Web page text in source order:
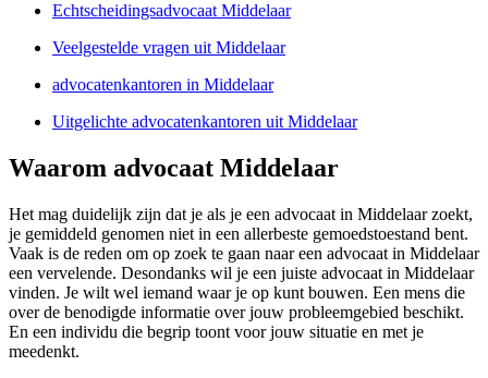
Echtscheidingsadvocaat Middelaar
Veelgestelde vragen uit Middelaar
advocatenkantoren in Middelaar
Uitgelichte advocatenkantoren uit Middelaar
Waarom advocaat Middelaar
Het mag duidelijk zijn dat je als je een advocaat in Middelaar zoekt,
je gemiddeld genomen niet in een allerbeste gemoedstoestand bent.
Vaak is de reden om op zoek te gaan naar een advocaat in Middelaar
een vervelende. Desondanks wil je een juiste advocaat in Middelaar
vinden. Je wilt wel iemand waar je op kunt bouwen. Een mens die
over de benodigde informatie over jouw probleemgebied beschikt.
En een individu die begrip toont voor jouw situatie en met je
meedenkt.